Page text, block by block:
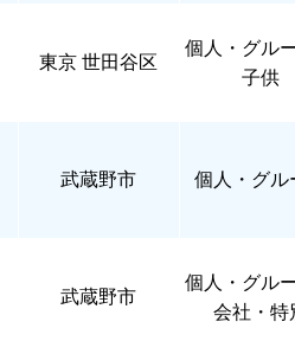
東京 世田谷区
個人
・グル
子供
武蔵野市 個人 ・グ
武蔵野市
個人
・グル
会社・特